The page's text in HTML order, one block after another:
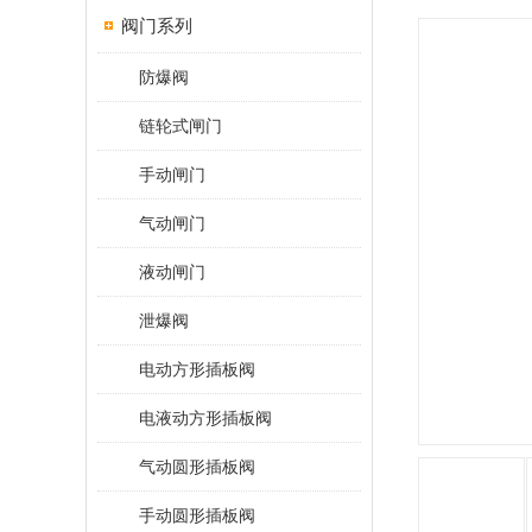
阀门系列
防爆阀
链轮式闸门
手动闸门
气动闸门
液动闸门
泄爆阀
电动方形插板阀
电液动方形插板阀
气动圆形插板阀
手动圆形插板阀